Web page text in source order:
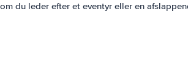
du leder efter et eventyr eller en